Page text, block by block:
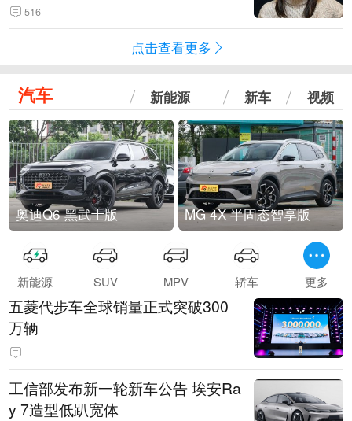
516
点击查看更多
汽车 新能源 新车 视频
奥迪Q6 黑武士版 MG 4X 半固态智享版
新能源 SUV MPV 轿车 更多
五菱代步车全球销量正式突破300
万辆
工信部发布新一轮新车公告 埃安Ra
y 7造型低趴宽体